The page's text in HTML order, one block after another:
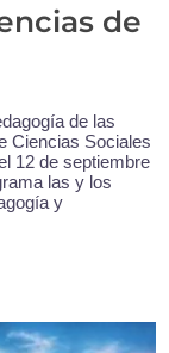
de
de las
Ciencias Sociales
12 de septiembre
las y los
y